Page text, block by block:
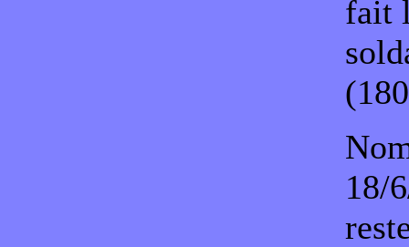
fait
18/